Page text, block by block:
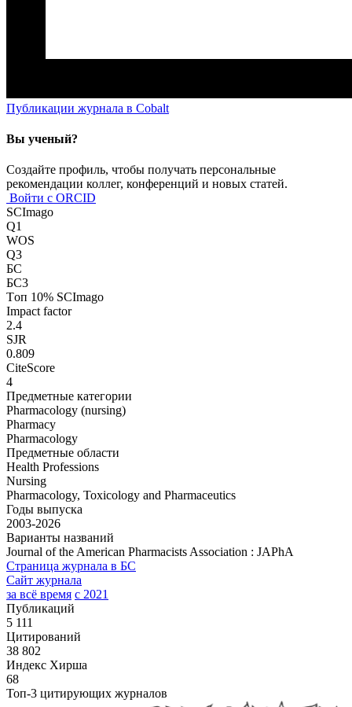
Публикации журнала в Cobalt
Вы ученый?
Создайте профиль, чтобы получать персональные
рекомендации коллег, конференций и новых статей.
Войти с ORCID
SCImago
Q1
WOS
Q3
БС
БС3
Tоп 10% SCImago
Impact factor
2.4
SJR
0.809
CiteScore
4
Предметные категории
Pharmacology (nursing)
Pharmacy
Pharmacology
Предметные области
Health Professions
Nursing
Pharmacology, Toxicology and Pharmaceutics
Годы выпуска
2003-2026
Варианты названий
Journal of the American Pharmacists Association : JAPhA
Страница журнала в БС
Сайт журнала
за всё время с 2021
Публикаций
5 111
Цитирований
38 802
Индекс Хирша
68
Топ-3 цитирующих журналов